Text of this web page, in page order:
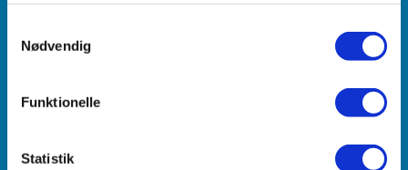
Nødvendig
Funktionelle
Statistik
bedst muligt og får nyt liv. Dagligt bidrager tusindvis af
danskere til den udvikling ved at sortere deres affald
korrekt, og dermed gøre en reel forskel for miljøet.